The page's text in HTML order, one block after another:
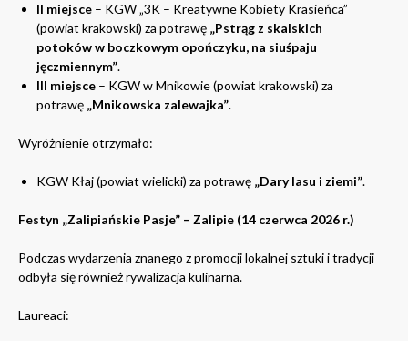
II miejsce – KGW „3K – Kreatywne Kobiety Krasieńca”
(powiat krakowski) za potrawę „Pstrąg z skalskich
potoków w boczkowym opończyku, na siuśpaju
jęczmiennym”.
III miejsce – KGW w Mnikowie (powiat krakowski) za
potrawę „Mnikowska zalewajka”.
Wyróżnienie otrzymało:
KGW Kłaj (powiat wielicki) za potrawę „Dary lasu i ziemi”.
Festyn „Zalipiańskie Pasje” – Zalipie (14 czerwca 2026 r.)
Podczas wydarzenia znanego z promocji lokalnej sztuki i tradycji
odbyła się również rywalizacja kulinarna.
Laureaci: